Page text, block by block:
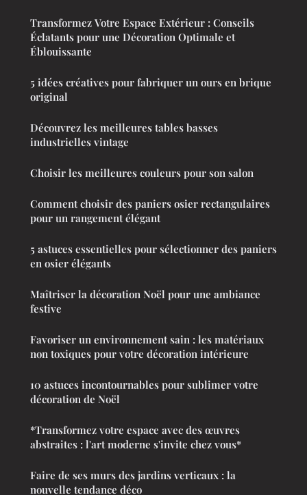
Transformez Votre Espace Extérieur : Conseils
Éclatants pour une Décoration Optimale et
Éblouissante
5 idées créatives pour fabriquer un ours en brique
original
Découvrez les meilleures tables basses
industrielles vintage
Choisir les meilleures couleurs pour son salon
Comment choisir des paniers osier rectangulaires
pour un rangement élégant
5 astuces essentielles pour sélectionner des paniers
en osier élégants
Maîtriser la décoration Noël pour une ambiance
festive
Favoriser un environnement sain : les matériaux
non toxiques pour votre décoration intérieure
10 astuces incontournables pour sublimer votre
décoration de Noël
*Transformez votre espace avec des œuvres
abstraites : l'art moderne s'invite chez vous*
Faire de ses murs des jardins verticaux : la
nouvelle tendance déco